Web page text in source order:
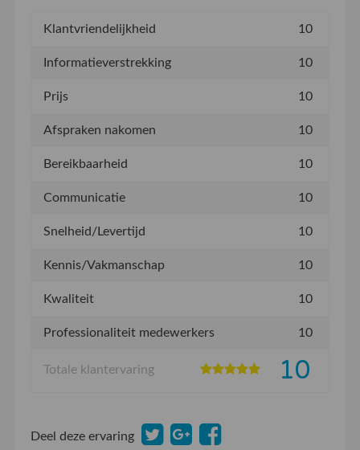
Klantvriendelijkheid 10
Informatieverstrekking 10
Prijs 10
Afspraken nakomen 10
Bereikbaarheid 10
Communicatie 10
Snelheid/Levertijd 10
Kennis/Vakmanschap 10
Kwaliteit 10
Professionaliteit medewerkers 10
Totale klantervaring 10
Deel deze ervaring